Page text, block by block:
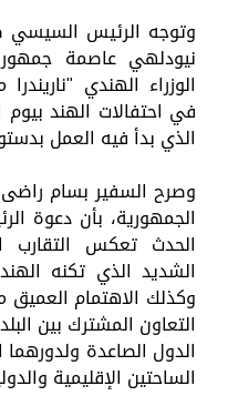
وتوجه الرئيس السيسي
نيودلهي عاصمة
الوزراء الهندي
في احتفالات الهند
الذي بدأ فيه العمل بدستور
وصرح السفير بسام
الجمهورية، بأن دعوة
الحدث تعكس التقارب
الشديد الذي تكنه
وكذلك الاهتمام العميق
التعاون المشترك بين
الدول الصاعدة
الساحتين الإقليمية